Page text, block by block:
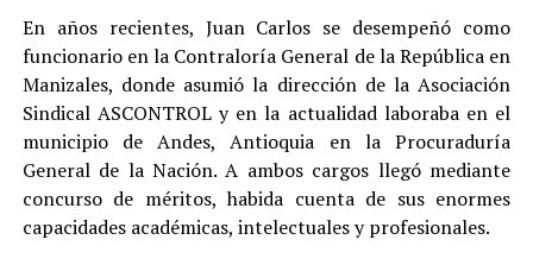
En años recientes, Juan Carlos se desempeñó como
funcionario en la Contraloría General de la República en
Manizales, donde asumió la dirección de la Asociación
Sindical ASCONTROL y en la actualidad laboraba en el
municipio de Andes, Antioquia en la Procuraduría
General de la Nación. A ambos cargos llegó mediante
concurso de méritos, habida cuenta de sus enormes
capacidades académicas, intelectuales y profesionales.